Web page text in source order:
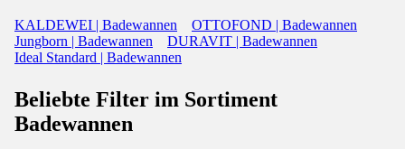
KALDEWEI | Badewannen
OTTOFOND | Badewannen
Jungborn | Badewannen
DURAVIT | Badewannen
Ideal Standard | Badewannen
Beliebte Filter im Sortiment
Badewannen